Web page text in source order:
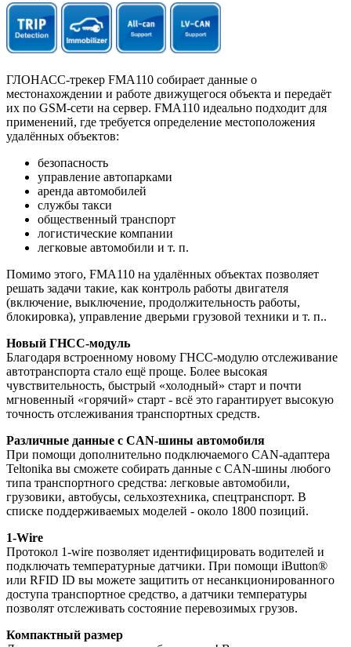
ГЛОНАСС-трекер FMA110 cобирает данные о
местонахождении и работе движущегося объекта и передаёт
их по GSM-сети на сервер. FMA110 идеально подходит для
применений, где требуется определение местоположения
удалённых объектов:
безопасность
управление автопарками
аренда автомобилей
службы такси
общественный транспорт
логистические компании
легковые автомобили и т. п.
Помимо этого, FMA110 на удалённых объектах позволяет
решать задачи такие, как контроль работы двигателя
(включение, выключение, продолжительность работы,
блокировка), управление дверьми грузовой техники и т. п..
Новый ГНСС-модуль
Благодаря встроенному новому ГНСС-модулю отслеживание
автотранспорта стало ещё проще. Более высокая
чувствительность, быстрый «холодный» старт и почти
мгновенный «горячий» старт - всё это гарантирует высокую
точность отслеживания транспортных средств.
Различные данные с CAN-шины автомобиля
При помощи дополнительно подключаемого CAN-адаптера
Teltonika вы сможете собирать данные с CAN-шины любого
типа транспортного средства: легковые автомобили,
грузовики, автобусы, сельхозтехника, спецтранспорт. В
списке поддерживаемых моделей - около 1800 позиций.
1-Wire
Протокол 1-wire позволяет идентифицировать водителей и
подключать температурные датчики. При помощи iButton®
или RFID ID вы можете защитить от несанкционированного
доступа транспортное средство, а датчики температуры
позволят отслеживать состояние перевозимых грузов.
Компактный размер